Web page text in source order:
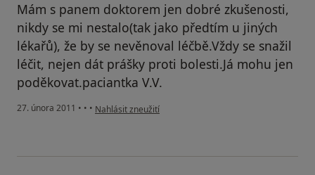
Mám s panem doktorem jen dobré zkušenosti,
nikdy se mi nestalo(tak jako předtím u jiných
lékařů), že by se nevěnoval léčbě.Vždy se snažil
léčit, nejen dát prášky proti bolesti.Já mohu jen
poděkovat.paciantka V.V.
27. února 2011 • • • podle názoru uživatele Pacient
Nahlásit zneužití